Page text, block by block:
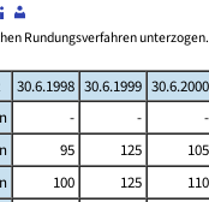
Rundungsverfahren
30.6.1998 30.6.1999 30.6.2000
- - -
95 125 105
100 125 110